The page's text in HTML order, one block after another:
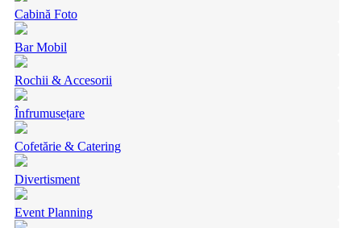
Cabină Foto
Bar Mobil
Rochii & Accesorii
Înfrumusețare
Cofetărie & Catering
Divertisment
Event Planning